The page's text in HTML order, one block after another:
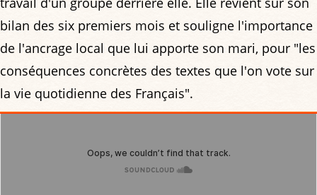
bilan des six premiers mois et souligne l'importance
de l'ancrage local que lui apporte son mari, pour "les
conséquences concrètes des textes que l'on vote sur
la vie quotidienne des Français".